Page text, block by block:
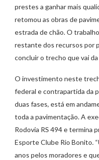
prestes a ganhar mais
retomou as obras de
estrada de chão. O
restante dos recursos por
concluir o trecho que vai
O investimento neste
federal e contrapartida da
duas fases, está em
toda a pavimentação. A
Rodovia RS 494 e termina
Esporte Clube Rio Bonito.
anos pelos moradores e